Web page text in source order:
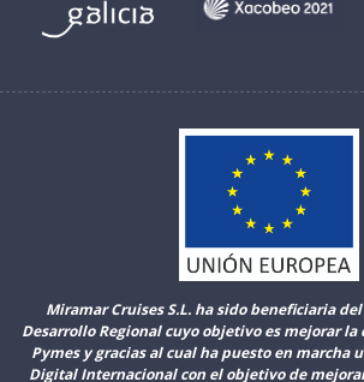
Miramar Cruises S.L. ha sido beneficiaria
Desarrollo Regional cuyo objetivo es mejorar
Pymes y gracias al cual ha puesto en marcha
Digital Internacional con el objetivo de